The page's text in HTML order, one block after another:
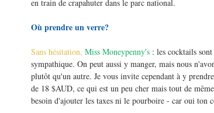
en train de crapahuter dans le parc national.
Où prendre un verre?
Sans hésitation, Miss Moneypenny's : les cocktails
sympathique. On peut aussi y manger, mais nous
plutôt qu'un autre. Je vous invite cependant à y
de 18 $AUD, ce qui est un peu cher mais tout de
besoin d'ajouter les taxes ni le pourboire - car oui